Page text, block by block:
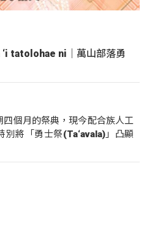
‘i tatolohae ni｜萬山部落勇
個月的祭典，現今配合族人工
別將「勇士祭(Ta‘avala)」凸顯